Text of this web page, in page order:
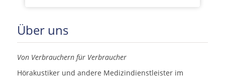
Über uns
Von Verbrauchern für Verbraucher
Hörakustiker und andere Medizindienstleister im